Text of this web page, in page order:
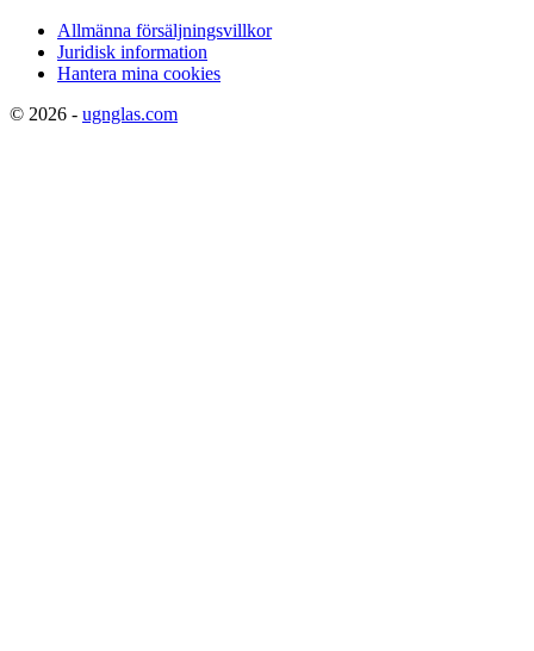
Allmänna försäljningsvillkor
Juridisk information
Hantera mina cookies
© 2026 - ugnglas.com